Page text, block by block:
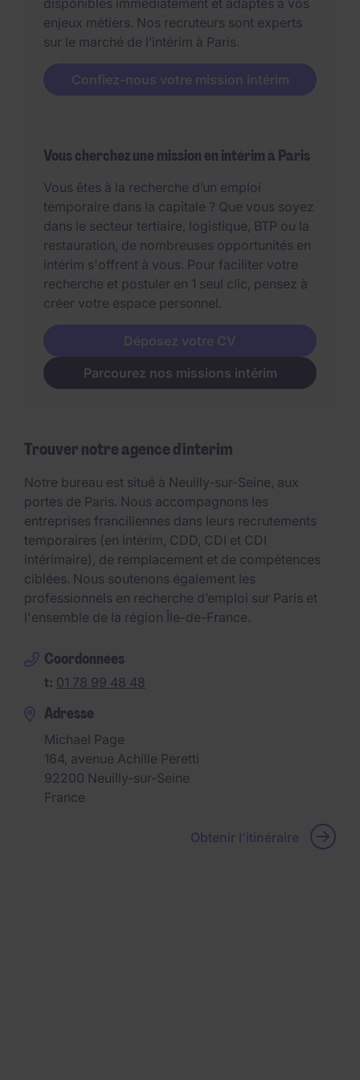
disponibles immédiatement et adaptés à vos
enjeux métiers. Nos recruteurs sont experts
sur le marché de l’intérim à Paris.
Confiez-nous votre mission intérim
Vous cherchez une mission en intérim à Paris
Vous êtes à la recherche d’un emploi
temporaire dans la capitale ? Que vous soyez
dans le secteur tertiaire, logistique, BTP ou la
restauration, de nombreuses opportunités en
intérim s'offrent à vous. Pour faciliter votre
recherche et postuler en 1 seul clic, pensez à
créer votre espace personnel.
Parcourez nos missions intérim
Déposez votre CV
Trouver notre agence d'intérim
Notre bureau est situé à Neuilly-sur-Seine, aux
portes de Paris. Nous accompagnons les
entreprises franciliennes dans leurs recrutements
temporaires (en intérim, CDD, CDI et CDI
intérimaire), de remplacement et de compétences
ciblées. Nous soutenons également les
professionnels en recherche d’emploi sur Paris et
l'ensemble de la région Île-de-France.
Coordonnées
t: 01 78 99 48 48
Adresse
Michael Page
164, avenue Achille Peretti
92200 Neuilly-sur-Seine
France
Obtenir l'itinéraire